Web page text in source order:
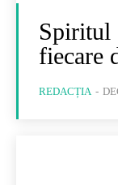
Spiritul
fiecare
REDACȚIA -